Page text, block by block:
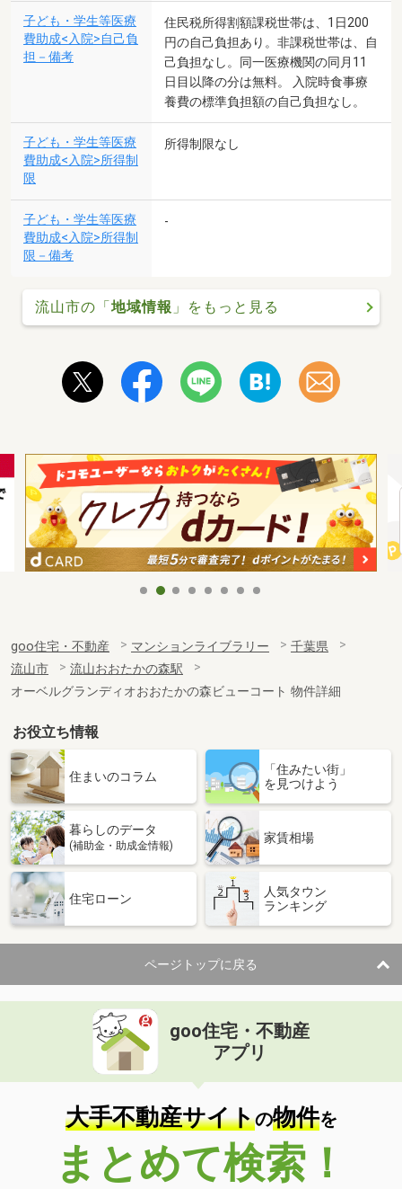
子ども・学生等医療
費助成<入院>自己負
担－備考
住民税所得割額課税世帯は、1日200
円の自己負担あり。非課税世帯は、自
己負担なし。同一医療機関の同月11
日目以降の分は無料。 入院時食事療
養費の標準負担額の自己負担なし。
子ども・学生等医療
費助成<入院>所得制
限
所得制限なし
子ども・学生等医療
費助成<入院>所得制
限－備考
-
流山市の「地域情報 」をもっと見る
goo住宅・不動産 マンションライブラリー
千葉県
流山市
流山おおたかの森駅
オーベルグランディオおおたかの森ビューコート 物件詳細
お役立ち情報
住まいのコラム
「住みたい街」
を見つけよう
暮らしのデータ
(補助金・助成金情報)
家賃相場
住宅ローン
人気タウン
ランキング
ページトップに戻る
goo住宅・不動産
アプリ
大手不動産サイトの物件を
まとめて検索！